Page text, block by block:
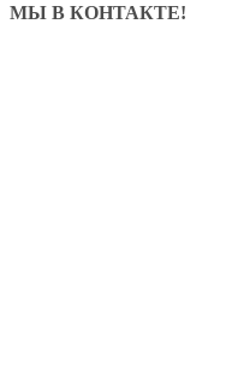
МЫ В КОНТАКТЕ!